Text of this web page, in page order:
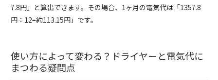
7.8円」と算出できます。その場合、1ヶ月の電気代は「1357.8
円÷12=約113.15円」です。
使い方によって変わる？ドライヤーと電気代に
まつわる疑問点